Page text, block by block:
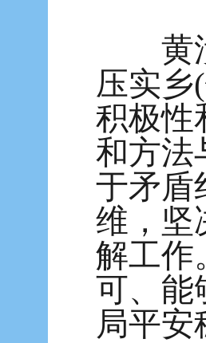
黄汝
压实乡
积极性
和方法
于矛盾
维，坚
解工作
可、能
局平